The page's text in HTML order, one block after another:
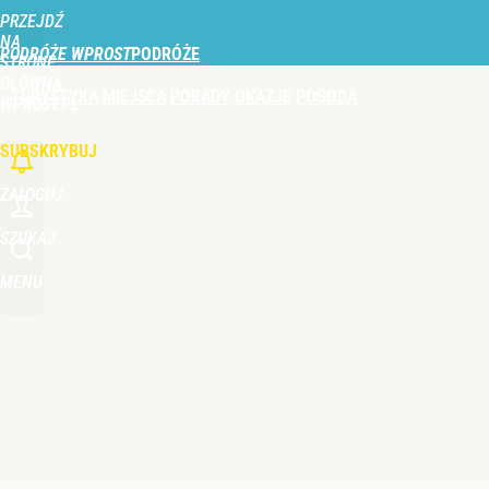
PRZEJDŹ
NA
STRONĘ
PODRÓŻE WPROST
SUBSKRYBUJ